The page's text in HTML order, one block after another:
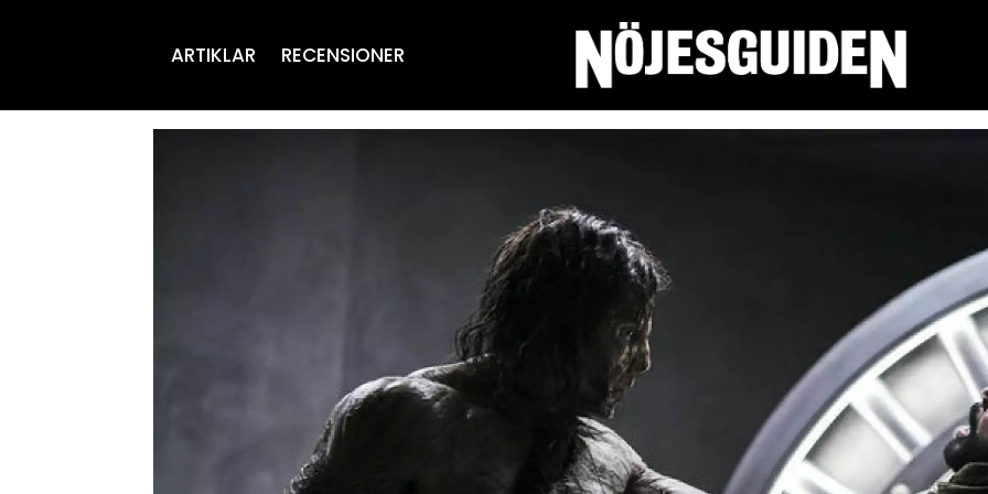
ARTIKLAR RECENSIONER